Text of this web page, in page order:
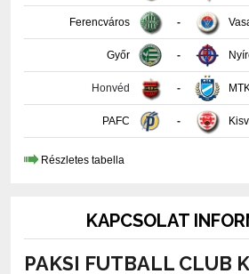
Győr
Honvéd
PAFC
Részletes tabella
PAKSI FUTBALL CLUB
7030 Paks, Fehérvári út 29.